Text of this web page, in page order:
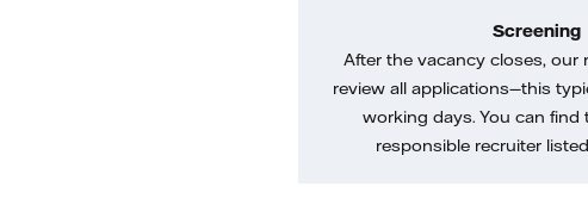
Screening
After the vacancy closes, our
review all applications—this
working days. You can find
responsible recruiter